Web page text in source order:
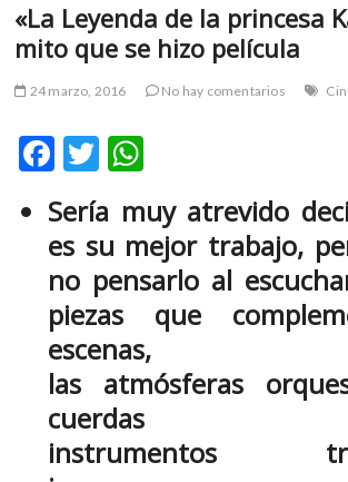
«La Leyenda de la princesa
mito que se hizo película
24 marzo, 2016 No hay comentarios
F
e
b
o
o
k
T
itt
er
at
s
A
p
p
Sería muy atrevido
es su mejor trabajo,
no pensarlo al
piezas que
escenas,
las atmósferas
instrumentos